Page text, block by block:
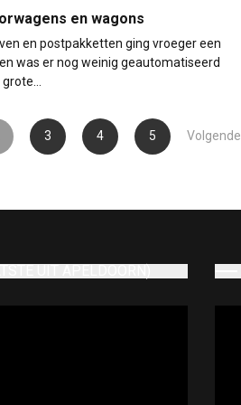
en wagons
en postpakketten ging vroeger een
was er nog weinig geautomatiseerd
3 4 5 Volgende